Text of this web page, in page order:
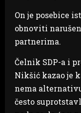
On je posebice
obnoviti
partnerima.
Čelnik SDP-a i
Nikšić kazao je
nema
često